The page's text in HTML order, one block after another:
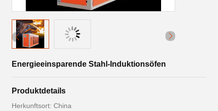
Energieeinsparende Stahl-Induktionsöfen
Produktdetails
Herkunftsort: China